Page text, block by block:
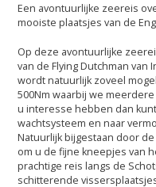
Een avontuurlijke zeereis
mooiste plaatsjes van de
Op deze avontuurlijke
van de Flying Dutchman van
wordt natuurlijk zoveel
500Nm waarbij we
u interesse hebben dan
wachtsysteem en naar
Natuurlijk bijgestaan door
om u de fijne kneepjes van
prachtige reis langs de
schitterende